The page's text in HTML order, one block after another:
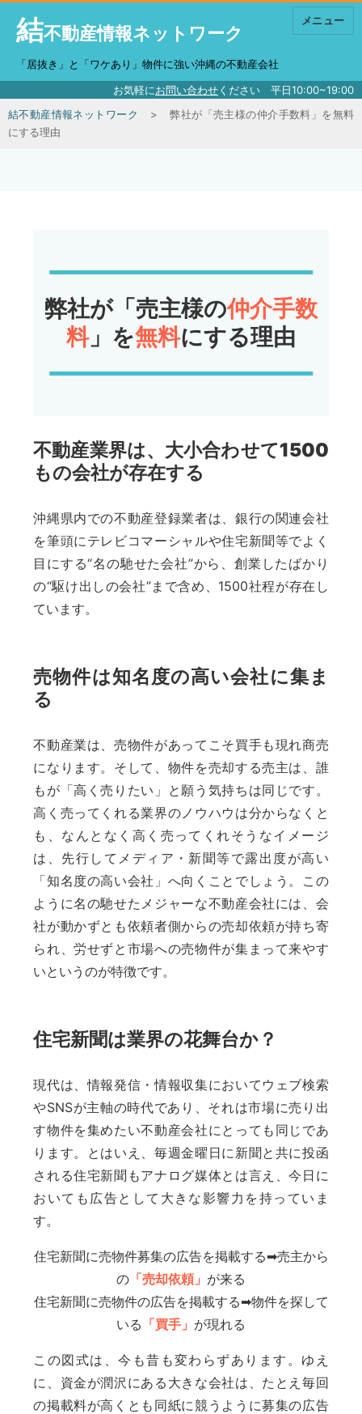
結不動産情報ネットワーク
「居抜き」と「ワケあり」物件に強い沖縄の不動産会社
お気軽にお問い合わせください 平日10:00~19:00
メニュー
結不動産情報ネットワーク 弊社が「売主様の仲介手数料 」を無料
にする理由
弊社が「売主様の仲介手数
料」を無料にする理由
不動産業界は、大小合わせて1500
もの会社が存在する
沖縄県内での不動産登録業者は、銀行の関連会社
を筆頭にテレビコマーシャルや住宅新聞等でよく
目にする“名の馳せた会社”から、創業したばかり
の“駆け出しの会社”まで含め、1500社程が存在し
ています。
売物件は知名度の高い会社に集ま
る
不動産業は、売物件があってこそ買手も現れ商売
になります。そして、物件を売却する売主は、誰
もが「高く売りたい」と願う気持ちは同じです。
高く売ってくれる業界のノウハウは分からなくと
も、なんとなく高く売ってくれそうなイメージ
は、先行してメディア・新聞等で露出度が高い
「知名度の高い会社」へ向くことでしょう。この
ように名の馳せたメジャーな不動産会社には、会
社が動かずとも依頼者側からの売却依頼が持ち寄
られ、労せずと市場への売物件が集まって来やす
いというのが特徴です。
住宅新聞は業界の花舞台か？
現代は、情報発信・情報収集においてウェブ検索
やSNSが主軸の時代であり、それは市場に売り出
す物件を集めたい不動産会社にとっても同じであ
ります。とはいえ、毎週金曜日に新聞と共に投函
される住宅新聞もアナログ媒体とは言え、今日に
おいても広告として大きな影響力を持っていま
す。
住宅新聞に売物件募集の広告を掲載する➡売主から
の 「売却依頼」 が来る
住宅新聞に売物件の広告を掲載する➡物件を探して
いる 「買手」 が現れる
この図式は、今も昔も変わらずあります。ゆえ
に、資金が潤沢にある大きな会社は、たとえ毎回
の掲載料が高くとも同紙に競うように募集の広告